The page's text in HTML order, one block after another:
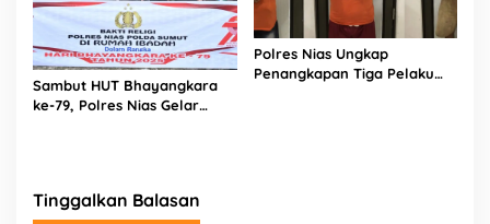
Sambut HUT Bhayangkara
ke-79, Polres Nias Gelar
Polres Nias Ungkap
Penangkapan Tiga Pelaku
Tinggalkan Balasan